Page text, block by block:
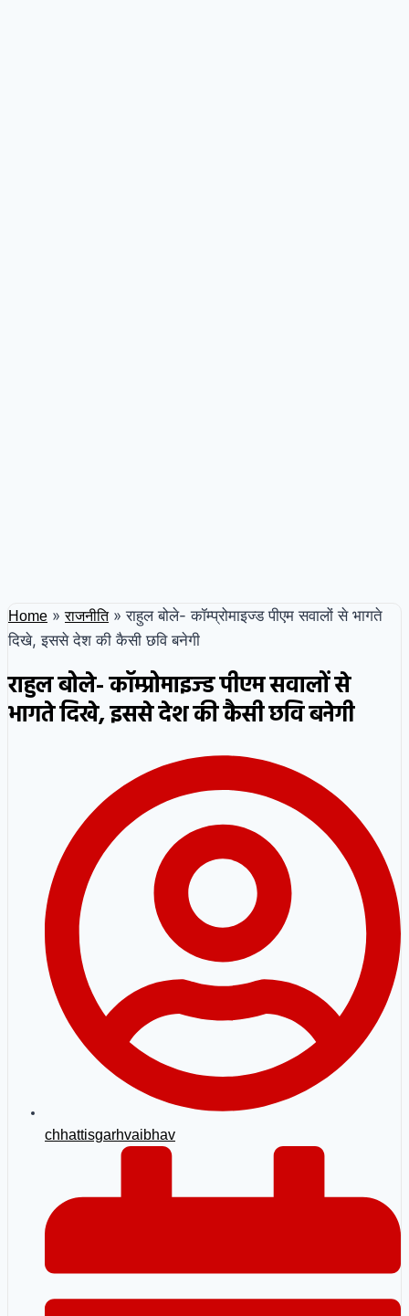
Home » राजनीति » राहुल बोले- कॉम्प्रोमाइज्ड पीएम सवालों से भागते
दिखे, इससे देश की कैसी छवि बनेगी
राहुल बोले- कॉम्प्रोमाइज्ड पीएम सवालों से
भागते दिखे, इससे देश की कैसी छवि बनेगी
chhattisgarhvaibhav